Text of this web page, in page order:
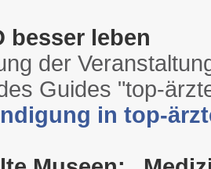
besser leben
der
Guides "top-
in top-